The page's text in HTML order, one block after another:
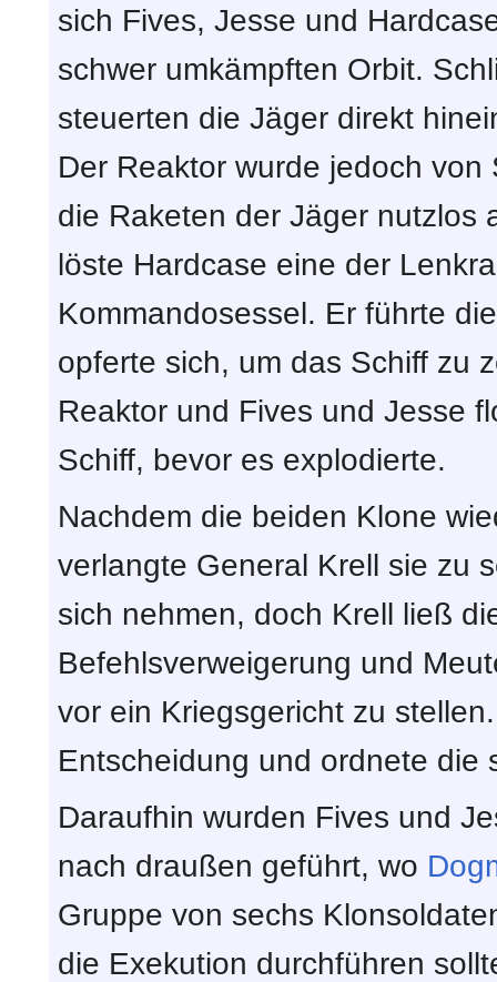
sich Fives, Jesse und
schwer umkämpften Orbit.
steuerten die Jäger direkt
Der Reaktor wurde jedoch
die Raketen der Jäger nutzlos
löste Hardcase eine der
Kommandosessel. Er führte
opferte sich, um das Schiff zu
Reaktor und Fives und Jesse
Schiff, bevor es explodierte.
Nachdem die beiden Klone
verlangte General Krell sie zu
sich nehmen, doch Krell ließ
Befehlsverweigerung und
vor ein Kriegsgericht zu
Entscheidung und ordnete die
Daraufhin wurden Fives und
nach draußen geführt, wo
Gruppe von sechs
die Exekution durchführen